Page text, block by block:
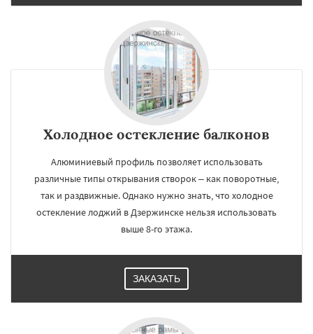
Холодное остекление балконов
Алюминиевый профиль позволяет использовать
различные типы открывания створок – как поворотные,
так и раздвижные. Однако нужно знать, что холодное
остекление лоджий в Дзержинске нельзя использовать
выше 8-го этажа.
ЗАКАЗАТЬ